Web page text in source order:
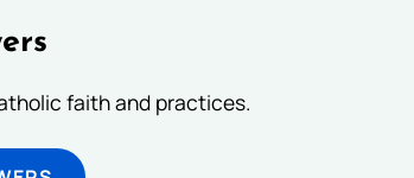
faith and practices.